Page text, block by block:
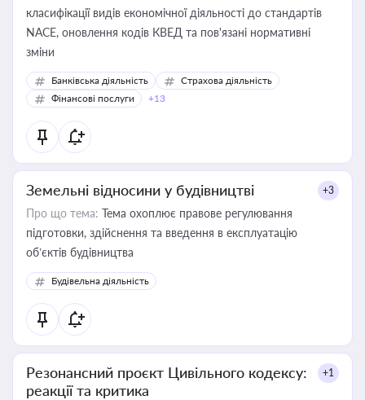
класифікації видів економічної діяльності до стандартів
NACE, оновлення кодів КВЕД та пов'язані нормативні
зміни
Банківська діяльність
Страхова діяльність
Фінансові послуги
+13
Земельні відносини у будівництві +3
Про що тема: Тема охоплює правове регулювання
підготовки, здійснення та введення в експлуатацію
об’єктів будівництва
Будівельна діяльність
Резонансний проєкт Цивільного кодексу:
реакції та критика
+1